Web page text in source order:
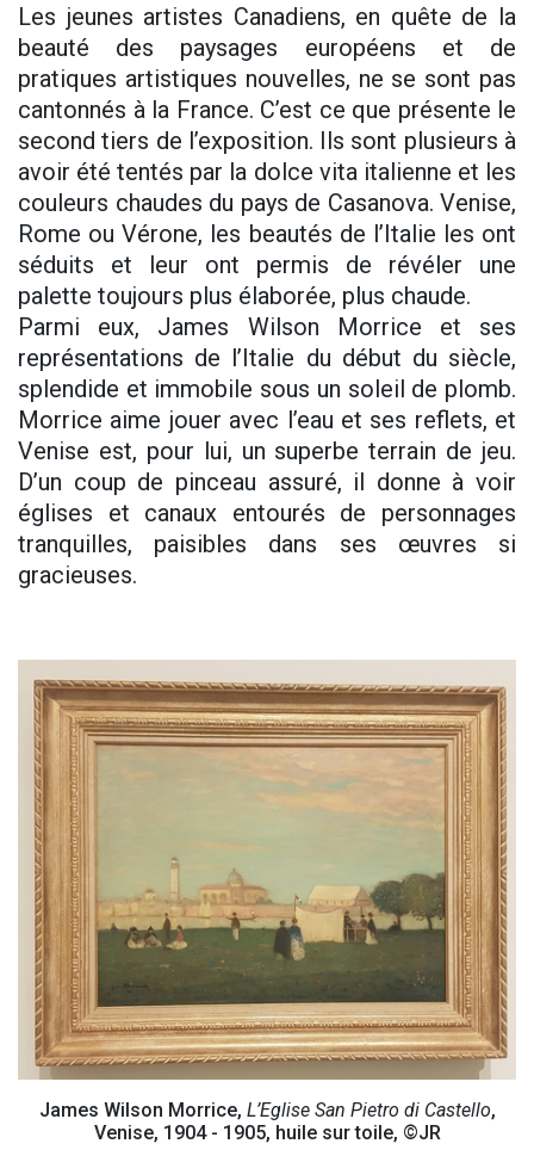
Les jeunes artistes Canadiens, en quête de la
beauté des paysages européens et de
pratiques artistiques nouvelles, ne se sont pas
cantonnés à la France. C’est ce que présente le
second tiers de l’exposition. Ils sont plusieurs à
avoir été tentés par la dolce vita italienne et les
couleurs chaudes du pays de Casanova. Venise,
Rome ou Vérone, les beautés de l’Italie les ont
séduits et leur ont permis de révéler une
palette toujours plus élaborée, plus chaude.
Parmi eux, James Wilson Morrice et ses
représentations de l’Italie du début du siècle,
splendide et immobile sous un soleil de plomb.
Morrice aime jouer avec l’eau et ses reflets, et
Venise est, pour lui, un superbe terrain de jeu.
D’un coup de pinceau assuré, il donne à voir
églises et canaux entourés de personnages
tranquilles, paisibles dans ses œuvres si
gracieuses.
James Wilson Morrice, L’Eglise San Pietro di Castello,
Venise, 1904 - 1905, huile sur toile, ©JR